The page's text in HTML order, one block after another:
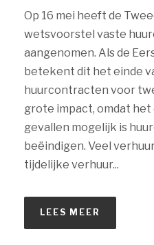
Op 16 mei heeft de
wetsvoorstel vaste
aangenomen. Als de
betekent dit het einde
huurcontracten voor
grote impact, omdat
gevallen mogelijk is
beëindigen. Veel
tijdelijke verhuur...
LEES MEER